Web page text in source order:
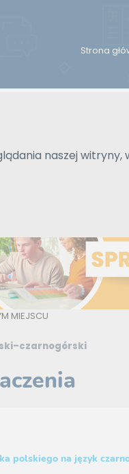
naszej
Strona
MIEJSCU
polskiego na język